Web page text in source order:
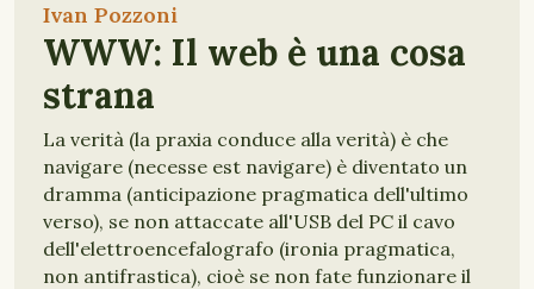
Ivan Pozzoni
WWW: Il web è una cosa
strana
La verità (la praxia conduce alla verità) è che
navigare (necesse est navigare) è diventato un
dramma (anticipazione pragmatica dell'ultimo
verso), se non attaccate all'USB del PC il cavo
dell'elettroencefalografo (ironia pragmatica,
non antifrastica), cioè se non fate funzionare il